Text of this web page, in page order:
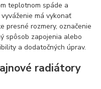
teplotnom spáde a
má vykonať
presné rozmery, označenie
spôsob zapojenia alebo
a dodatočných úprav.
radiátory